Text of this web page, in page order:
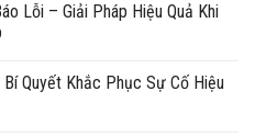
Lỗi – Giải Pháp Hiệu Quả Khi
Quyết Khắc Phục Sự Cố Hiệu